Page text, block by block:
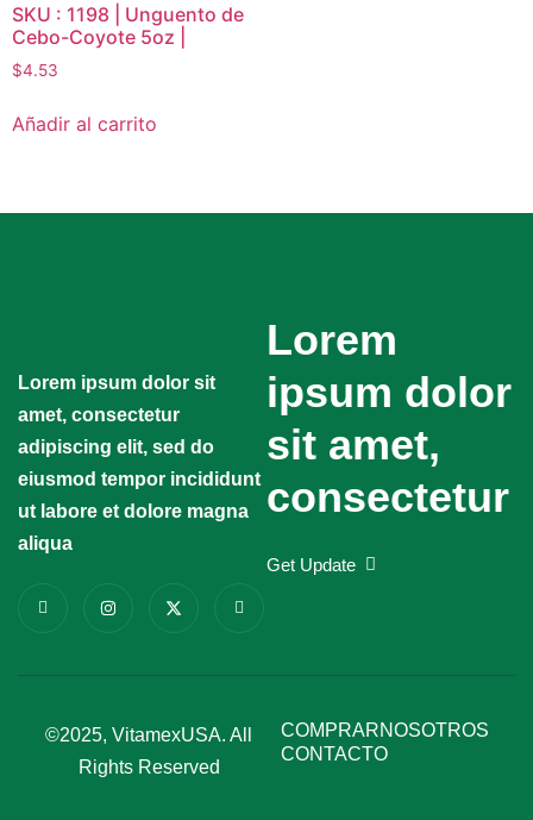
SKU : 1198 | Unguento de
Cebo-Coyote 5oz |
$4.53
Añadir al carrito
Lorem ipsum dolor sit
amet, consectetur
adipiscing elit, sed do
eiusmod tempor incididunt
ut labore et dolore magna
aliqua
Lorem
ipsum dolor
sit amet,
consectetur
Get Update
©2025, VitamexUSA. All
Rights Reserved
COMPRARNOSOTROS
CONTACTO